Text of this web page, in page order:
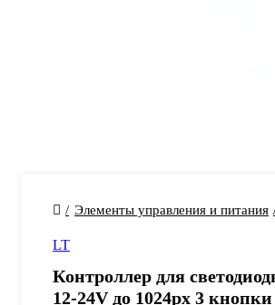
Элементы управления и питания
LT
Контроллер для
12-24V до 1024px 3 кнопки